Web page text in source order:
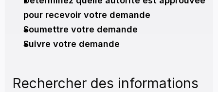
pour recevoir votre demande
Soumettre votre demande
Suivre votre demande
Rechercher des informations